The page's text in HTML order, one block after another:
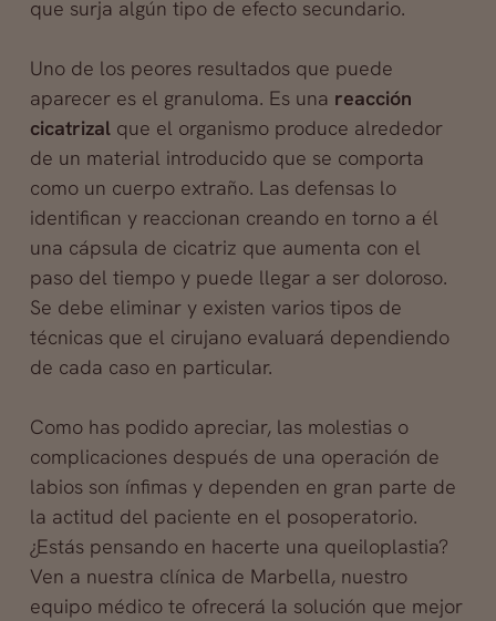
que surja algún tipo de efecto secundario.
Uno de los peores resultados que puede
aparecer es el granuloma. Es una reacción
cicatrizalque el organismo produce alrededor
de un material introducido que se comporta
como un cuerpo extraño. Las defensas lo
identifican y reaccionan creando en torno a él
una cápsula de cicatriz que aumenta con el
paso del tiempo y puede llegar a ser doloroso.
Se debe eliminar y existen varios tipos de
técnicas que el cirujano evaluará dependiendo
de cada caso en particular.
Como has podido apreciar, las molestias o
complicaciones después de una operación de
labios son ínfimas y dependen en gran parte de
la actitud del paciente en el posoperatorio.
¿Estás pensando en hacerte una queiloplastia?
Ven a nuestra clínica de Marbella, nuestro
equipo médico te ofrecerá la solución que mejor